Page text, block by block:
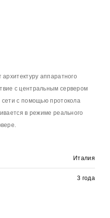
аппаратного
с центральным сервером
сети с помощью протокола
в режиме реального
Италия
3 года
данные и мы
15 минут